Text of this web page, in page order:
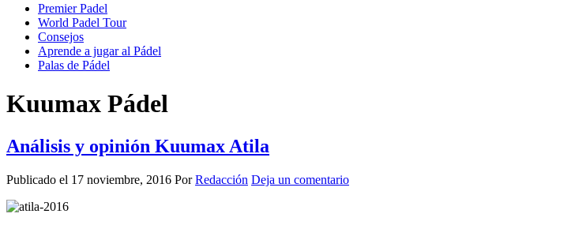
Premier Padel
World Padel Tour
Consejos
Aprende a jugar al Pádel
Palas de Pádel
Kuumax Pádel
Análisis y opinión Kuumax Atila
Publicado el 17 noviembre, 2016 PorRedacción Deja un comentario